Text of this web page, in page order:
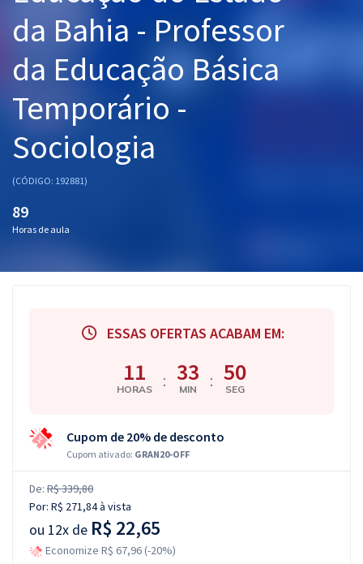
Graduação
OAB
Questões grátis
Aprovados
da Bahia - Professor
da Educação Básica
Temporário -
Sociologia
(CÓDIGO: 192881)
89
Horas de aula
ESSAS OFERTAS ACABAM EM:
11
HORAS : 33
MIN : 50
SEG
Cupom de 20% de desconto
Cupom ativado: GRAN20-OFF
De: R$ 339,80
Por: R$ 271,84à vista
ou 12x de R$ 22,65
Economize R$ 67,96 (-20%)